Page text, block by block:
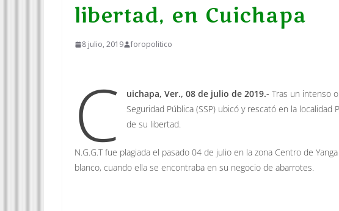
libertad, en Cuichapa
8 julio, 2019 foropolitico
C uichapa, Ver., 08 de julio de 2019.- Tras un intenso
Seguridad Pública (SSP) ubicó y rescató en la
de su libertad.
N.G.G.T fue plagiada el pasado 04 de julio en la zona Centro de
blanco, cuando ella se encontraba en su negocio de abarrotes.